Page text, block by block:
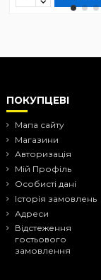
ПОКУПЦЕВІ
Мапа сайту
Магазини
Авторизація
Мій Профіль
Особисті дані
Історія замовлень
Адреси
Відстеження
гостьового
замовлення